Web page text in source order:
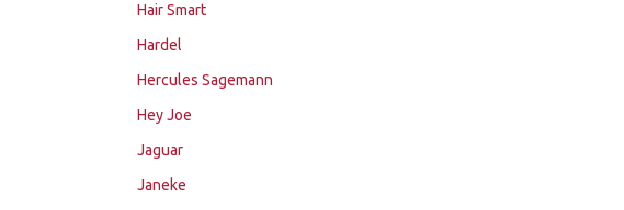
Hair Smart
Hardel
Hercules Sagemann
Hey Joe
Jaguar
Janeke